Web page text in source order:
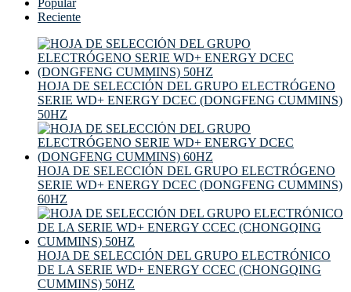
Popular
Reciente
HOJA DE SELECCIÓN DEL GRUPO ELECTRÓGENO
SERIE WD+ ENERGY DCEC (DONGFENG CUMMINS)
50HZ
HOJA DE SELECCIÓN DEL GRUPO ELECTRÓGENO
SERIE WD+ ENERGY DCEC (DONGFENG CUMMINS)
60HZ
HOJA DE SELECCIÓN DEL GRUPO ELECTRÓNICO
DE LA SERIE WD+ ENERGY CCEC (CHONGQING
CUMMINS) 50HZ